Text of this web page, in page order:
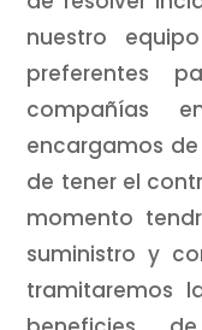
nuestro
preferentes
compañías
encargamos
de tener el
momento
suministro y
tramitaremos